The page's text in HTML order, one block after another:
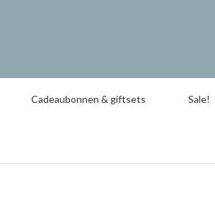
Cadeaubonnen & giftsets Sale!